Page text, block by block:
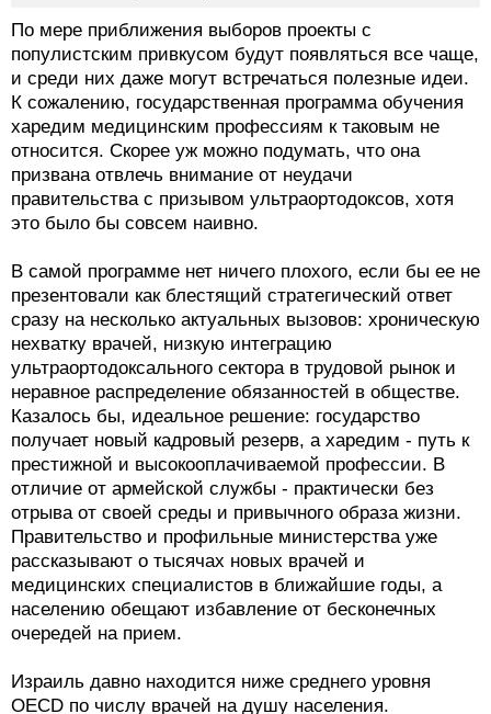
По мере приближения выборов проекты с
популистским привкусом будут появляться все чаще,
и среди них даже могут встречаться полезные идеи.
К сожалению, государственная программа обучения
харедим медицинским профессиям к таковым не
относится. Скорее уж можно подумать, что она
призвана отвлечь внимание от неудачи
правительства с призывом ультраортодоксов, хотя
это было бы совсем наивно.
В самой программе нет ничего плохого, если бы ее не
презентовали как блестящий стратегический ответ
сразу на несколько актуальных вызовов: хроническую
нехватку врачей, низкую интеграцию
ультраортодоксального сектора в трудовой рынок и
неравное распределение обязанностей в обществе.
Казалось бы, идеальное решение: государство
получает новый кадровый резерв, а харедим - путь к
престижной и высокооплачиваемой профессии. В
отличие от армейской службы - практически без
отрыва от своей среды и привычного образа жизни.
Правительство и профильные министерства уже
рассказывают о тысячах новых врачей и
медицинских специалистов в ближайшие годы, а
населению обещают избавление от бесконечных
очередей на прием.
Израиль давно находится ниже среднего уровня
OECD по числу врачей на душу населения.